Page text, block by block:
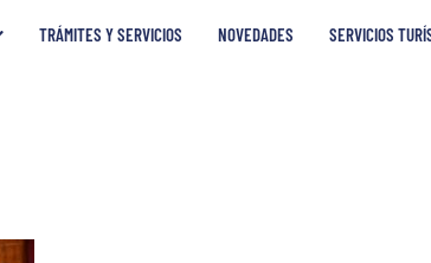
TRÁMITES Y SERVICIOS NOVEDADES SERVICIOS